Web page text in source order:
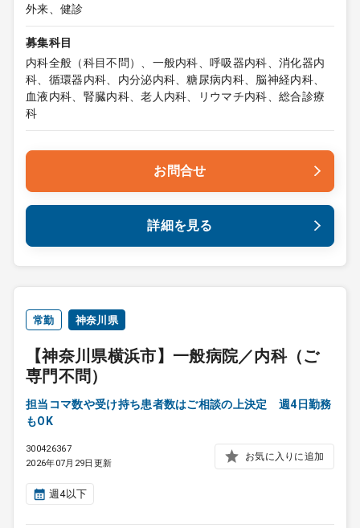
外来、健診
募集科目
内科全般（科目不問）、一般内科、呼吸器内科、消化器内
科、循環器内科、内分泌内科、糖尿病内科、脳神経内科、
血液内科、腎臓内科、老人内科、リウマチ内科、総合診療
科
お問合せ
詳細を見る
常勤 神奈川県
【神奈川県横浜市】一般病院／内科（ご
専門不問）
担当コマ数や受け持ち患者数はご相談の上決定 週4日勤務
もOK
300426367
2026年07月29日更新
お気に入りに追加
週4以下